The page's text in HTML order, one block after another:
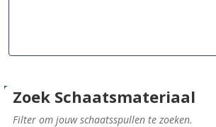
Zoek Schaatsmateriaal
Filter om jouw schaatsspullen te zoeken.